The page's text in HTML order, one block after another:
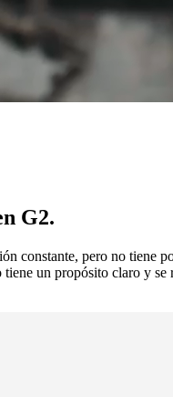
G2.
constante, pero no tiene
un propósito claro y